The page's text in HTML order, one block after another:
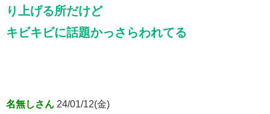
り上げる所だけど
キビキビに話題かっさらわれてる
名無しさん 24/01/12(金)